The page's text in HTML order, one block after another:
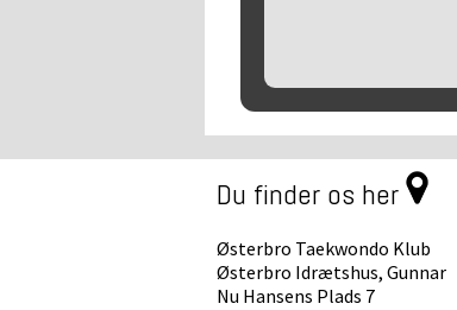
Du finder os her
Østerbro Taekwondo Klub
Østerbro Idrætshus, Gunnar
Nu Hansens Plads 7